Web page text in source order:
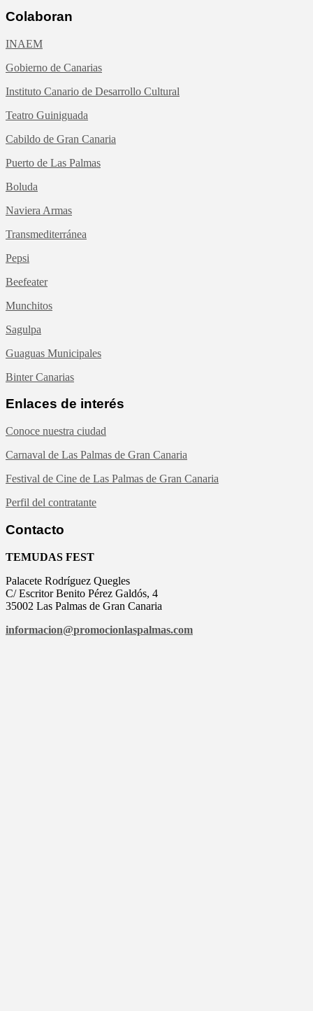
Colaboran
INAEM
Gobierno de Canarias
Instituto Canario de Desarrollo Cultural
Teatro Guiniguada
Cabildo de Gran Canaria
Puerto de Las Palmas
Boluda
Naviera Armas
Transmediterránea
Pepsi
Beefeater
Munchitos
Sagulpa
Guaguas Municipales
Binter Canarias
Enlaces de interés
Conoce nuestra ciudad
Carnaval de Las Palmas de Gran Canaria
Festival de Cine de Las Palmas de Gran Canaria
Perfil del contratante
Contacto
TEMUDAS FEST
Palacete Rodríguez Quegles
C/ Escritor Benito Pérez Galdós, 4
35002 Las Palmas de Gran Canaria
informacion@promocionlaspalmas.com